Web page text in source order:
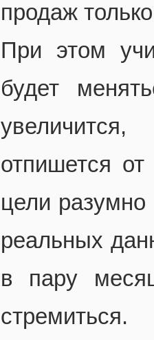
продаж
При этом
будет
отпишется
цели разумно
реальных
в пару
стремиться.